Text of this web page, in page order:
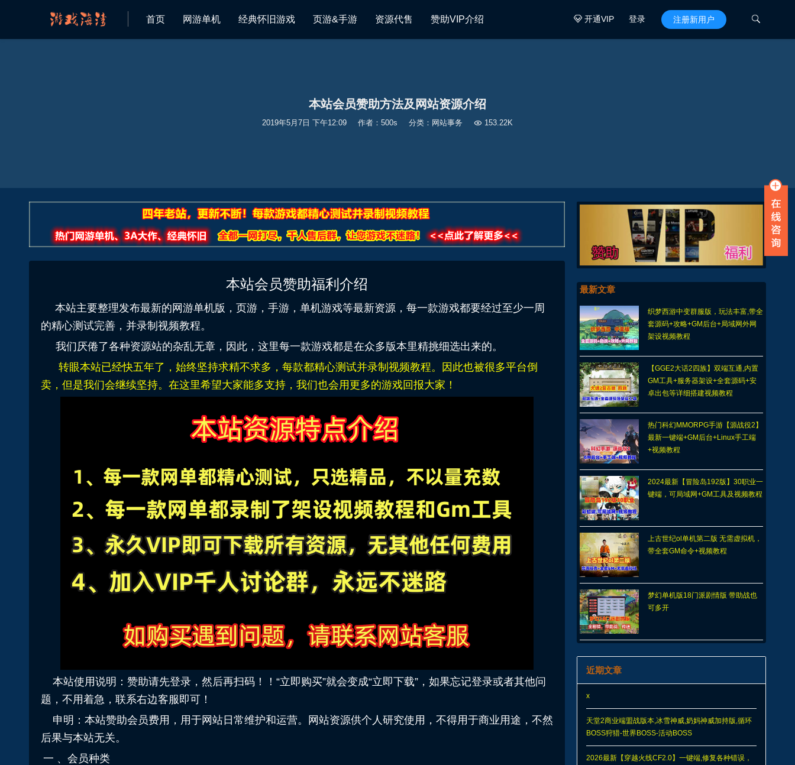
开通VIP 登录 注册新用户 
首页 网游单机 经典怀旧游戏 页游&手游 资源代售 赞助VIP介绍
本站会员赞助方法及网站资源介绍
2019年5月7日 下午12:09 作者：500s 分类： 网站事务  153.22K
本站会员赞助福利介绍
本站主要整理发布最新的网游单机版，页游，手游，单机游戏等最新资源，每一款游戏都要经过至少一周
的精心测试完善，并录制视频教程。
我们厌倦了各种资源站的杂乱无章，因此，这里每一款游戏都是在众多版本里精挑细选出来的。
转眼本站已经快五年了，始终坚持求精不求多，每款都精心测试并录制视频教程。因此也被很多平台倒
卖，但是我们会继续坚持。在这里希望大家能多支持，我们也会用更多的游戏回报大家！
本站使用说明：赞助请先登录，然后再扫码！！“立即购买”就会变成“立即下载”，如果忘记登录或者其他问
题，不用着急，联系右边客服即可！
申明：本站赞助会员费用，用于网站日常维护和运营。网站资源供个人研究使用，不得用于商业用途，不然
后果与本站无关。
一 、会员种类
最新文章
织梦西游中变群服版，玩法丰富,带全
套源码+攻略+GM后台+局域网外网
架设视频教程
【GGE2大话2四族】双端互通,内置
GM工具+服务器架设+全套源码+安
卓出包等详细搭建视频教程
热门科幻MMORPG手游【源战役2】
最新一键端+GM后台+Linux手工端
+视频教程
2024最新【冒险岛192版】30职业一
键端，可局域网+GM工具及视频教程
上古世纪ol单机第二版 无需虚拟机，
带全套GM命令+视频教程
梦幻单机版18门派剧情版 带助战也
可多开
近期文章
x
天堂2商业端盟战版本,冰雪神威,奶妈神威加持版,循环
BOSS狩猎-世界BOSS-活动BOSS
2026最新【穿越火线CF2.0】一键端,修复各种错误，